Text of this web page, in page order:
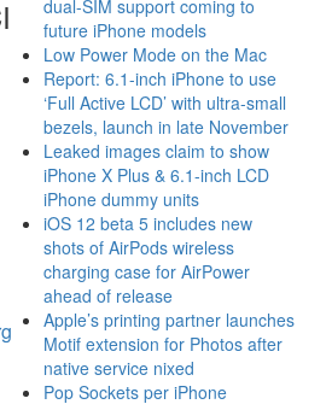
dual-SIM support coming to
future iPhone models
Low Power Mode on the Mac
Report: 6.1-inch iPhone to use
‘Full Active LCD’ with ultra-small
bezels, launch in late November
Leaked images claim to show
iPhone X Plus & 6.1-inch LCD
iPhone dummy units
iOS 12 beta 5 includes new
shots of AirPods wireless
charging case for AirPower
ahead of release
Apple’s printing partner launches
Motif extension for Photos after
native service nixed
Pop Sockets per iPhone